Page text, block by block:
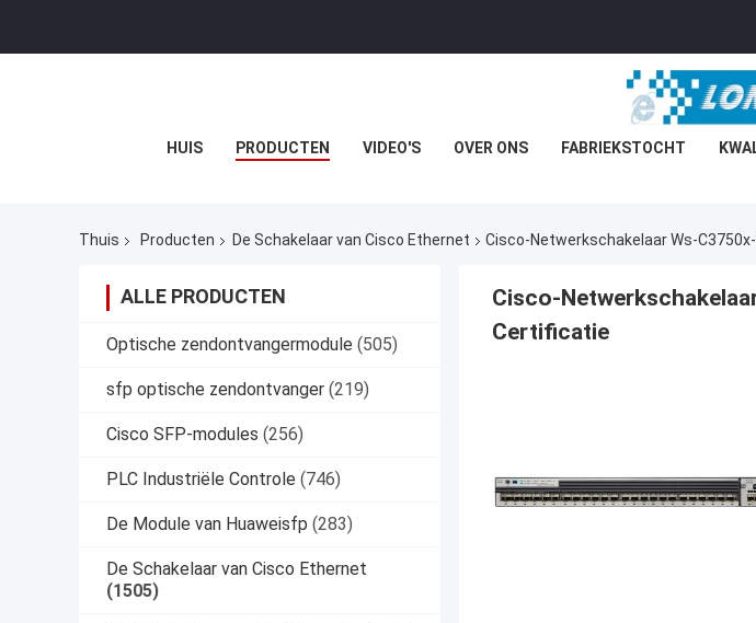
HUIS PRODUCTEN VIDEO'S OVER ONS FABRIEKSTOCHT
Thuis Producten De Schakelaar van Cisco Ethernet Cisco-Netwerkschakelaar Ws-
ALLE PRODUCTEN
Optische zendontvangermodule (505)
sfp optische zendontvanger (219)
Cisco SFP-modules (256)
PLC Industriële Controle (746)
De Module van Huaweisfp (283)
De Schakelaar van Cisco Ethernet
(1505)
Cisco-
Certificatie